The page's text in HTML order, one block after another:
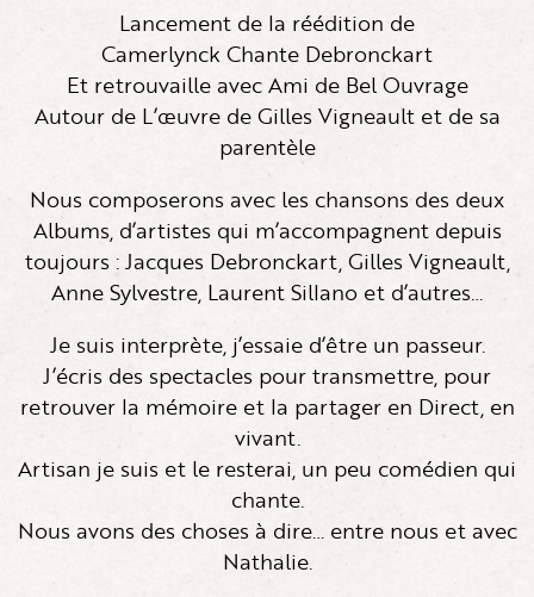
Lancement de la réédition de
Camerlynck Chante Debronckart
Et retrouvaille avec Ami de Bel Ouvrage
Autour de L’œuvre de Gilles Vigneault et de sa
parentèle
Nous composerons avec les chansons des deux
Albums, d’artistes qui m’accompagnent depuis
toujours : Jacques Debronckart, Gilles Vigneault,
Anne Sylvestre, Laurent Sillano et d’autres…
Je suis interprète, j’essaie d’être un passeur.
J’écris des spectacles pour transmettre, pour
retrouver la mémoire et la partager en Direct, en
vivant.
Artisan je suis et le resterai, un peu comédien qui
chante.
Nous avons des choses à dire… entre nous et avec
Nathalie.